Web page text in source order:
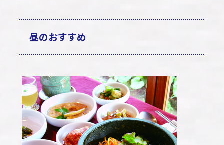
昼のおすすめ